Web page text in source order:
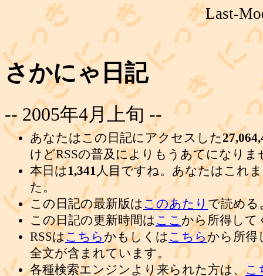
Last-
さかにゃ日記
-- 2005年4月上旬 --
あなたはこの日記にアクセスした
けどRSSの普及によりもうあてになりま
本日は1,341人目ですね。あなたはこれ
た。
この日記の最新版はこのあたり で読める
この日記の更新時間はここ から所得して
RSSはこちら かもしくはこちらから所得
全文が含まれています。
各種検索エンジンより来られた方は、こ